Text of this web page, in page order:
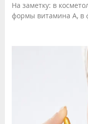
На заметку: в
формы витамина А, в